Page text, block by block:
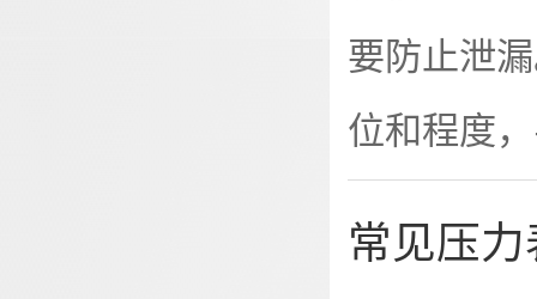
电动机的
启闭位置
过预定值
要防止泄
位和程度
常见压